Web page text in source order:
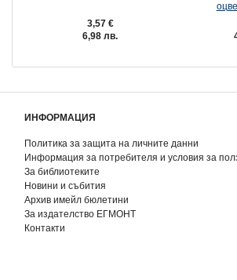
3,57 €
6,98 лв.
ИНФОРМАЦИЯ
Политика за защита на личните данни
Информация за потребителя и условия за
За библиотеките
Новини и събития
Архив имейл бюлетини
За издателство ЕГМОНТ
Контакти